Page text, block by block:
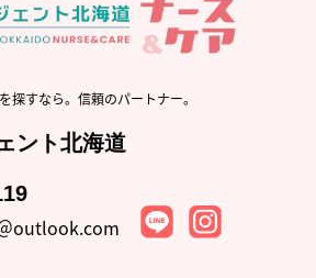
探すなら。信頼のパートナー。
ント北海道
outlook.com